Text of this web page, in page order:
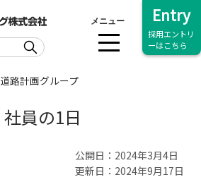
メニュー Entry
採用エントリ
ーはこちら
道路計画グループ
社員の1日
公開日：2024年3月4日
更新日：2024年9月17日